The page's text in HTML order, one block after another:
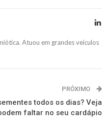
Atuou em grandes veículos
PRÓXIMO
todos os dias? Veja
faltar no seu cardápio